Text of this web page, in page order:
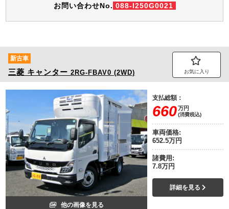
お問い合わせNo. 088-I250G0021
新古車
三菱 キャンター 2RG-FBAV0 (2WD) お気に入り
他の画像を見る
支払総額：
660万円
(消費税込)
車両価格:
652.5万円
諸費用:
7.8万円
詳細を見る